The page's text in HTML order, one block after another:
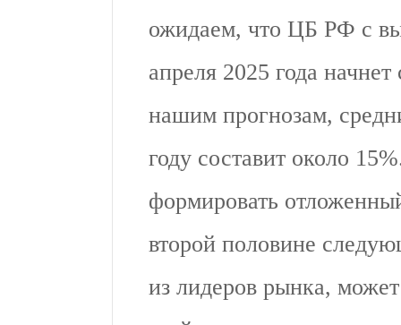
ожидаем, что ЦБ РФ с
апреля 2025 года
нашим прогнозам,
году составит около
формировать
второй половине
из лидеров рынка,